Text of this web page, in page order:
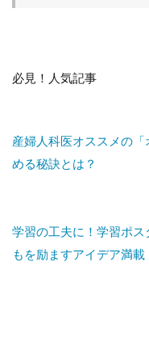
必見！人気記事
産婦人科医オススメの
める秘訣とは？
学習の工夫に！学習ポ
もを励ますアイデア満載